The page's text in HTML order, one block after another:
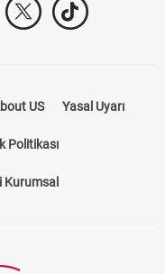
US Yasal Uyarı
Politikası
Kurumsal